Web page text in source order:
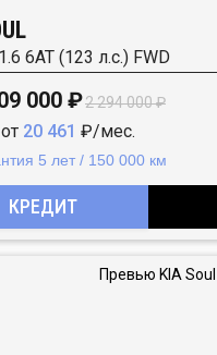
6АТ (123 л.с.) FWD
000 ₽2 294 000 ₽
20 461 ₽/мес.
5 лет / 150 000 км
КРЕДИТ